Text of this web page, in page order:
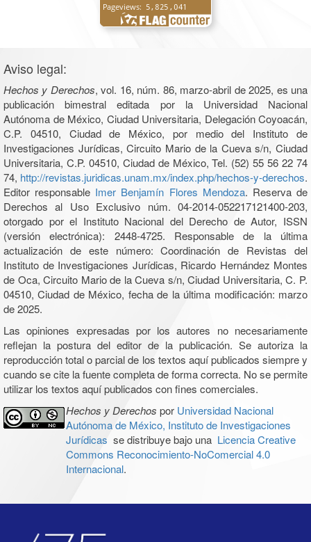
Aviso legal:
Hechos y Derechos, vol. 16, núm. 86, marzo-abril de 2025, es una
publicación bimestral editada por la Universidad Nacional
Autónoma de México, Ciudad Universitaria, Delegación Coyoacán,
C.P. 04510, Ciudad de México, por medio del Instituto de
Investigaciones Jurídicas, Circuito Mario de la Cueva s/n, Ciudad
Universitaria, C.P. 04510, Ciudad de México, Tel. (52) 55 56 22 74
74, http://revistas.juridicas.unam.mx/index.php/hechos-y-derechos.
Editor responsable Imer Benjamín Flores Mendoza. Reserva de
Derechos al Uso Exclusivo núm. 04-2014-052217121400-203,
otorgado por el Instituto Nacional del Derecho de Autor, ISSN
(versión electrónica): 2448-4725. Responsable de la última
actualización de este número: Coordinación de Revistas del
Instituto de Investigaciones Jurídicas, Ricardo Hernández Montes
de Oca, Circuito Mario de la Cueva s/n, Ciudad Universitaria, C. P.
04510, Ciudad de México, fecha de la última modificación: marzo
de 2025.
Las opiniones expresadas por los autores no necesariamente
reflejan la postura del editor de la publicación. Se autoriza la
reproducción total o parcial de los textos aquí publicados siempre y
cuando se cite la fuente completa de forma correcta. No se permite
utilizar los textos aquí publicados con fines comerciales.
Hechos y Derechos por Universidad Nacional
Autónoma de México, Instituto de Investigaciones
Jurídicas se distribuye bajo una Licencia Creative
Commons Reconocimiento-NoComercial 4.0
Internacional.